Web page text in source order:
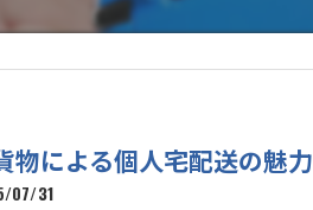
物による個人宅配送の魅力
07/31